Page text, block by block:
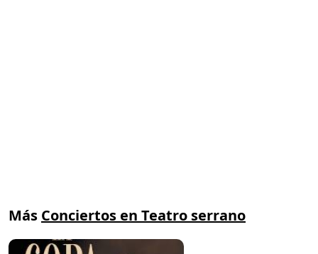
Más Conciertos en Teatro serrano